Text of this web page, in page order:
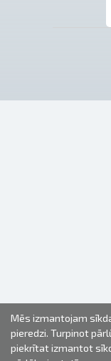
Mēs izmantojam
pieredzi. Turpinot
piekrītat izmantot